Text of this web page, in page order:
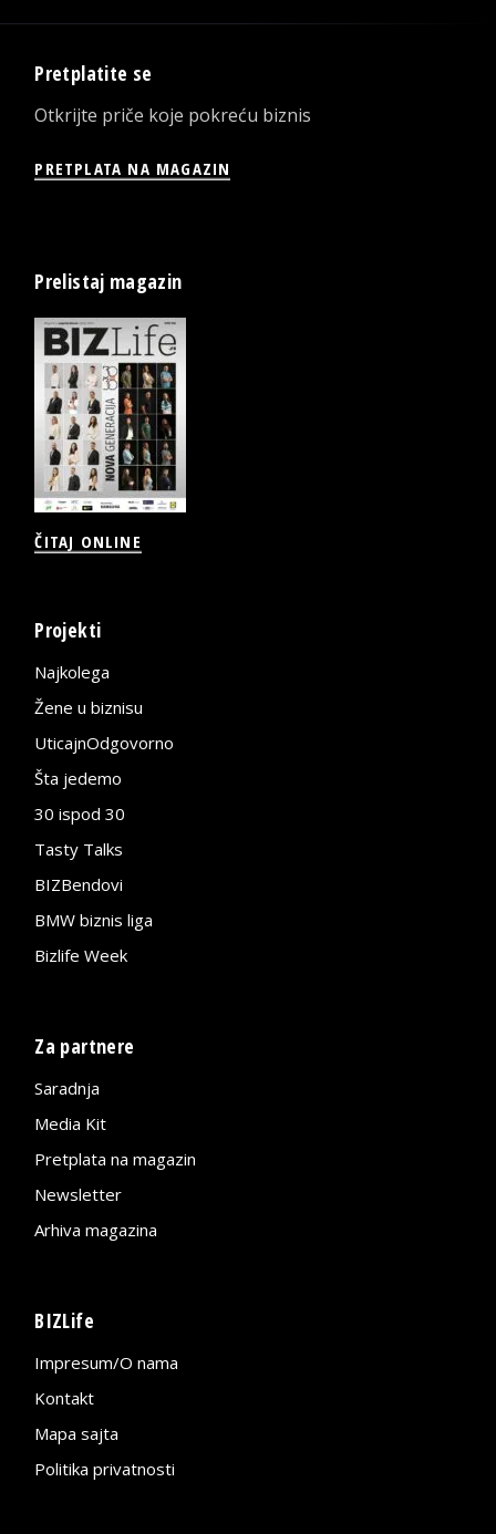
Pretplatite se
Otkrijte priče koje pokreću biznis
PRETPLATA NA MAGAZIN
Prelistaj magazin
ČITAJ ONLINE
Projekti
Najkolega
Žene u biznisu
UticajnOdgovorno
Šta jedemo
30 ispod 30
Tasty Talks
BIZBendovi
BMW biznis liga
Bizlife Week
Za partnere
Saradnja
Media Kit
Pretplata na magazin
Newsletter
Arhiva magazina
BIZLife
Impresum/O nama
Kontakt
Mapa sajta
Politika privatnosti